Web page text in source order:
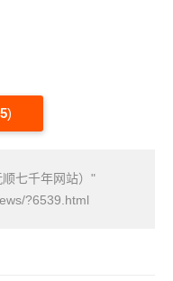
)
七千年网站）"
?6539.html